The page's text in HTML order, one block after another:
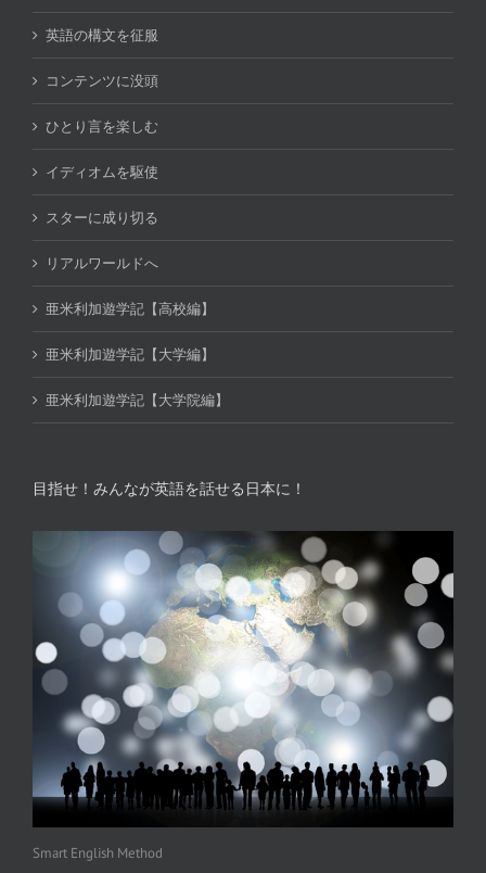
英語の構文を征服
コンテンツに没頭
ひとり言を楽しむ
イディオムを駆使
スターに成り切る
リアルワールドへ
亜米利加遊学記【高校編】
亜米利加遊学記【大学編】
亜米利加遊学記【大学院編】
目指せ！みんなが英語を話せる日本に！
Smart English Method